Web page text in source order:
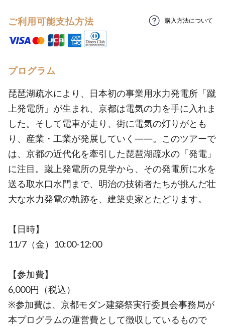
ご利用可能支払方法 購入方法について
プログラム
琵琶湖疏水により、日本初の事業用水力発電所「蹴
上発電所」が生まれ、京都は電気の力を手に入れま
した。そして電車が走り、街に電気の灯りがとも
り、産業・工業が発展していく――。このツアーで
は、京都の近代化を牽引した琵琶湖疏水の「発電」
に注目。蹴上発電所の見学から、その発電所に水を
送る取水口水門まで、明治の技術者たちが挑んだ壮
大な水力発電の軌跡を、建築史家とたどります。
【日時】
11/7（金）10:00-12:00
【参加費】
6,000円（税込）
※参加費は、京都モダン建築祭実行委員会事務局が
本プログラムの運営費として徴収しているもので